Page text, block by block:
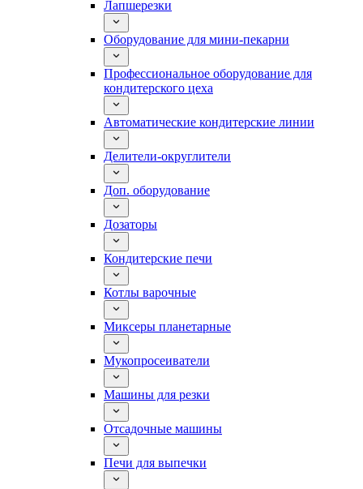
Лапшерезки
Оборудование для мини-пекарни
Профессиональное оборудование для
кондитерского цеха
Автоматические кондитерские линии
Делители-округлители
Доп. оборудование
Дозаторы
Кондитерские печи
Котлы варочные
Миксеры планетарные
Мукопросеиватели
Машины для резки
Отсадочные машины
Печи для выпечки